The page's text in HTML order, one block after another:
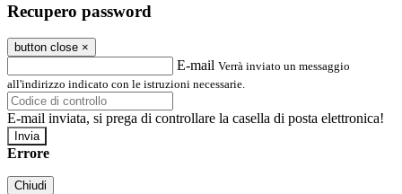
Recupero password
button close ×
E-mail Verrà inviato un messaggio
all'indirizzo indicato con le istruzioni necessarie.
E-mail inviata, si prega di controllare la casella di posta elettronica!
Errore
Chiudi